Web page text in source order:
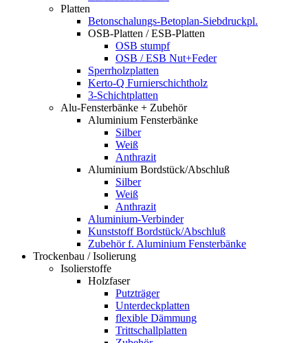
Platten
Betonschalungs-Betoplan-Siebdruckpl.
OSB-Platten / ESB-Platten
OSB stumpf
OSB / ESB Nut+Feder
Sperrholzplatten
Kerto-Q Furnierschichtholz
3-Schichtplatten
Alu-Fensterbänke + Zubehör
Aluminium Fensterbänke
Silber
Weiß
Anthrazit
Aluminium Bordstück/Abschluß
Silber
Weiß
Anthrazit
Aluminium-Verbinder
Kunststoff Bordstück/Abschluß
Zubehör f. Aluminium Fensterbänke
Trockenbau / Isolierung
Isolierstoffe
Holzfaser
Putzträger
Unterdeckplatten
flexible Dämmung
Trittschallplatten